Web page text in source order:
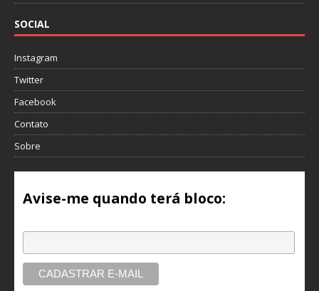
SOCIAL
Instagram
Twitter
Facebook
Contato
Sobre
Avise-me quando terá bloco: